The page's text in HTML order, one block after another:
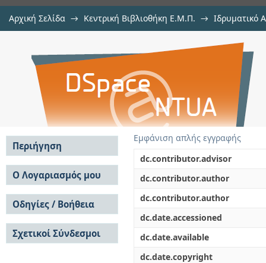
Αρχική Σελίδα → Κεντρική Βιβλιοθήκη Ε.Μ.Π. → Ιδρυματικό
Πρόταση συνδυασμένων
κοινωνικών και
Εμφάνιση απλής εγγραφής
dc.contributor.advisor
dc.contributor.author
dc.contributor.author
dc.date.accessioned
dc.date.available
dc.date.copyright
Περιήγηση
Σε όλο το DSpace
Κοινότητες & Συλλογές
Ανά Ημερομηνία
Έκδοσης
Συγγραφείς
Τίτλοι
Θέματα
Ο Λογαριασμός μου
Σύνδεση
Εγγραφή
Οδηγίες / Βοήθεια
Οδηγίες Υποβολής
Οδηγίες Χρήσης ΙΑ
Συχνές Ερωτήσεις
Σχετικοί Σύνδεσμοι